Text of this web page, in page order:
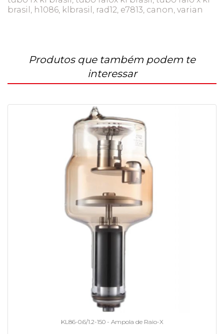
brasil, h1086, klbrasil, rad12, e7813, canon, varian
Produtos que também podem te
interessar
KL86-0.6/1.2-150 - Ampola de Raio-X